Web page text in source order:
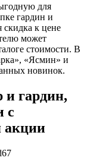
для
гардин и
скидка к цене
может
стоимости. В
«Ясмин» и
новинок.
и гардин,
с
акции